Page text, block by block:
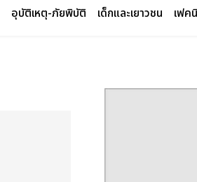
อุบัติเหตุ-ภัยพิบัติ เด็กและเยาวชน เฟค